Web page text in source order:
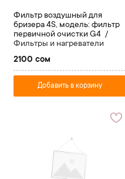
Фильтр воздушный для
бризера 4S, модель: фильтр
первичной очистки G4
Фильтры и нагреватели
2100 сом
Добавить в корзину